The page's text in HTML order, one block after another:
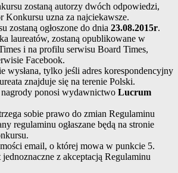
zostaną autorzy dwóch odpowiedzi,
Konkursu uzna za najciekawsze.
zostaną ogłoszone do dnia 23.08.2015r.
laureatów, zostaną opublikowane w
i na profilu serwisu Board Times,
Facebook.
wysłana, tylko jeśli adres korespondencyjny
znajduje się na terenie Polski.
ponosi wydawnictwo Lucrum
sobie prawo do zmian Regulaminu
regulaminu ogłaszane będą na stronie
email, o której mowa w punkcie 5.
z akceptacją Regulaminu